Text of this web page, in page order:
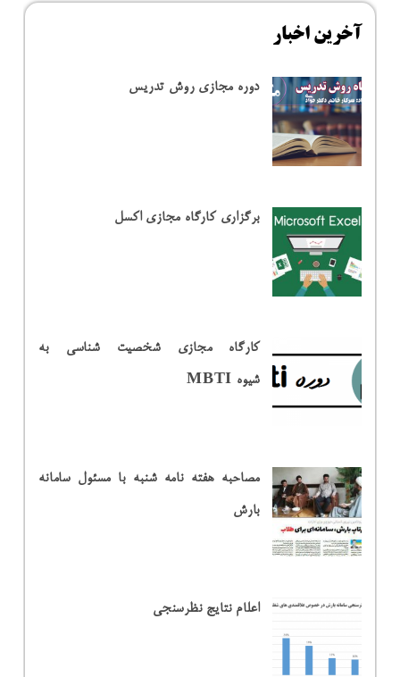
آخرین اخبار
دوره مجازی روش تدریس
برگزاری کارگاه مجازی اکسل
کارگاه مجازی شخصیت شناسی به
شیوه MBTI
مصاحبه هفته نامه شنبه با مسئول سامانه
بارش
اعلام نتایج نظرسنجی